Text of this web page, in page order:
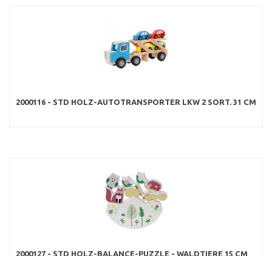
2000116 - STD HOLZ-AUTOTRANSPORTER LKW 2 SORT. 31 CM
2000127 - STD HOLZ-BALANCE-PUZZLE - WALDTIERE 15 CM